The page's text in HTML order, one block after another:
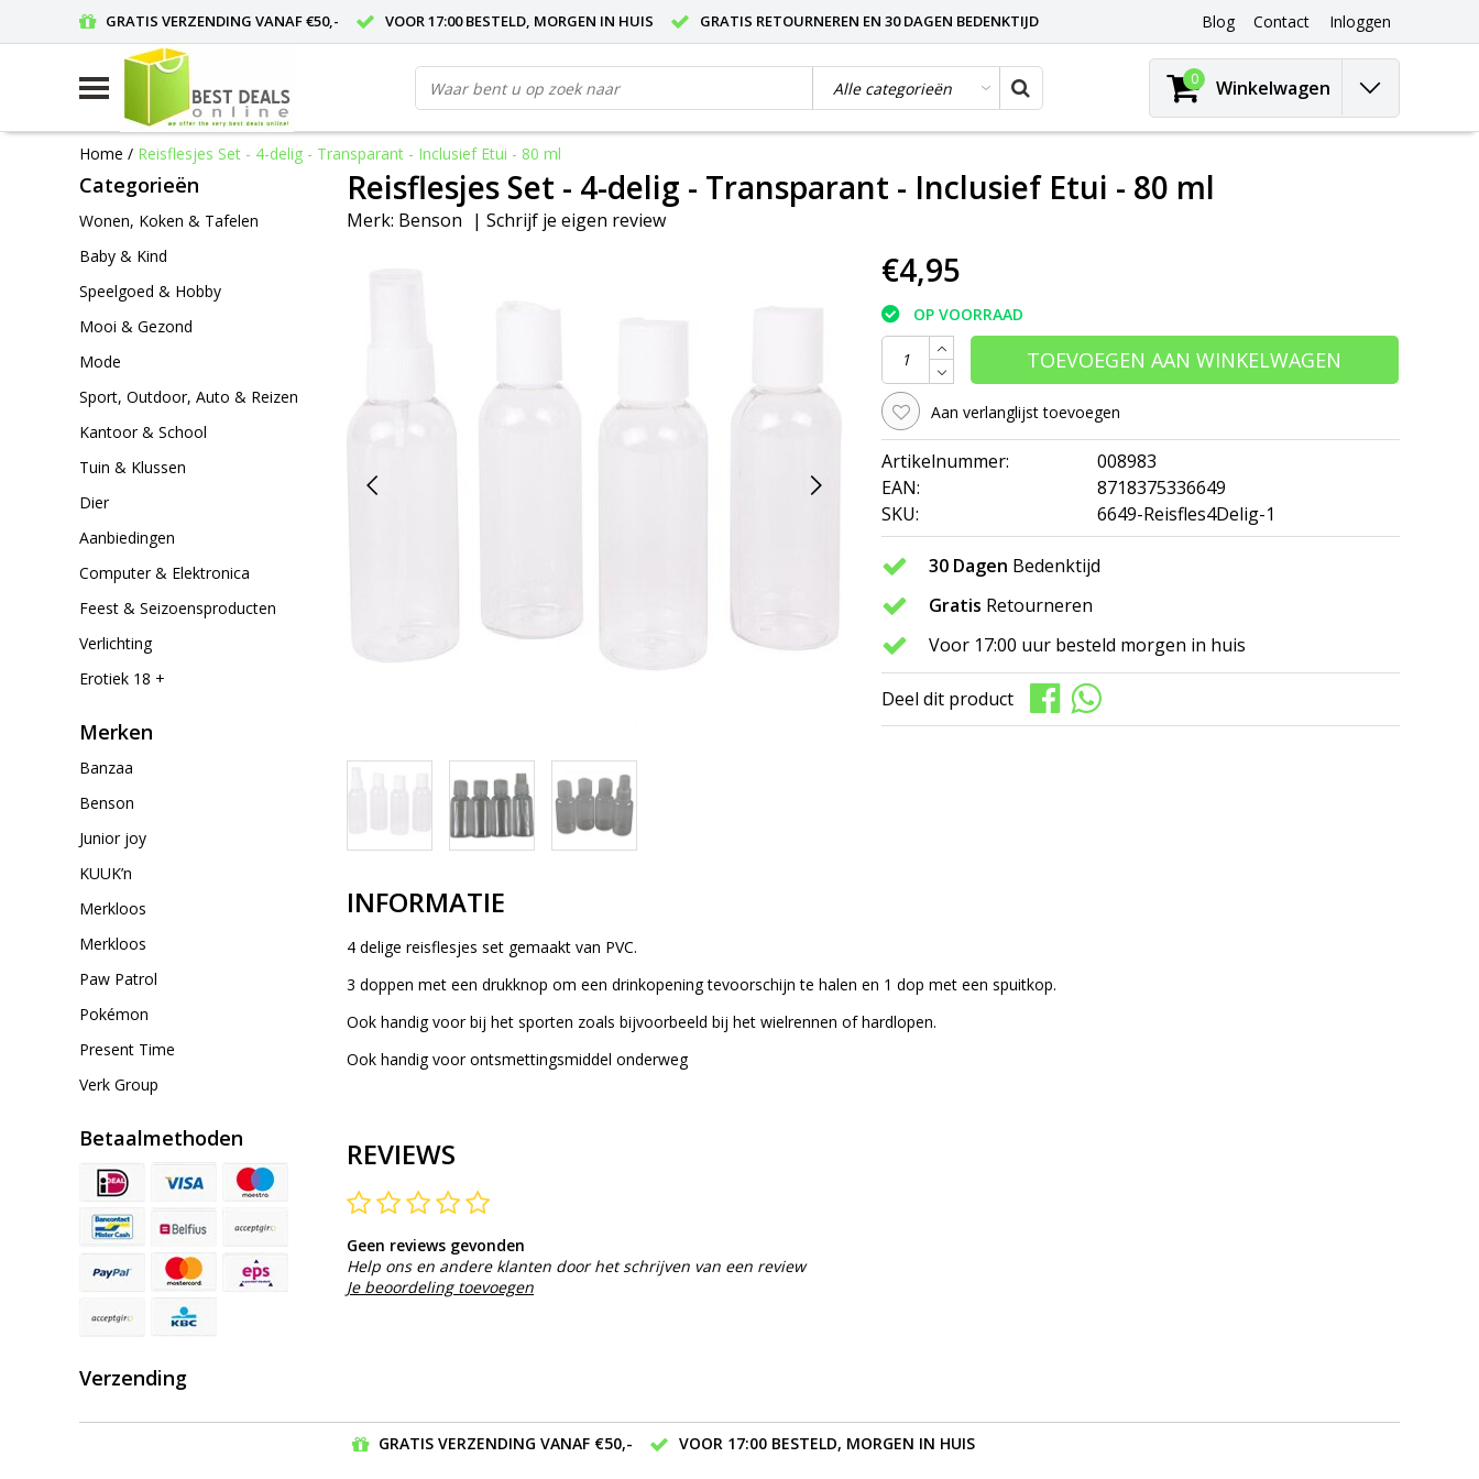
GRATIS VERZENDING VANAF €50,- VOOR 17:00 BESTELD, MORGEN IN HUIS GRATIS RETOURNEREN EN 30 DAGEN BEDENKTIJD Blog Contact Inloggen
0 Winkelwagen
Home / Reisflesjes Set - 4-delig - Transparant - Inclusief Etui - 80 ml
Categorieën
Wonen, Koken & Tafelen
Baby & Kind
Speelgoed & Hobby
Mooi & Gezond
Mode
Sport, Outdoor, Auto & Reizen
Kantoor & School
Tuin & Klussen
Dier
Aanbiedingen
Computer & Elektronica
Feest & Seizoensproducten
Verlichting
Erotiek 18 +
Merken
Banzaa
Benson
Junior joy
KUUK’n
Merkloos
Merkloos
Paw Patrol
Pokémon
Present Time
Verk Group
Betaalmethoden
Verzending
Reisflesjes Set - 4-delig - Transparant - Inclusief Etui - 80 ml
Merk: Benson | Schrijf je eigen review
€4,95
OP VOORRAAD
TOEVOEGEN AAN WINKELWAGEN
Aan verlanglijst toevoegen
Artikelnummer:
008983
EAN:
8718375336649
SKU:
6649-Reisfles4Delig-1
30 Dagen Bedenktijd
Gratis Retourneren
Voor 17:00 uur besteld morgen in huis
Deel dit product
INFORMATIE
4 delige reisflesjes set gemaakt van PVC.
3 doppen met een drukknop om een drinkopening tevoorschijn te halen en 1 dop met een spuitkop.
Ook handig voor bij het sporten zoals bijvoorbeeld bij het wielrennen of hardlopen.
Ook handig voor ontsmettingsmiddel onderweg
REVIEWS
Geen reviews gevonden
Help ons en andere klanten door het schrijven van een review
Je beoordeling toevoegen
GRATIS VERZENDING VANAF €50,-
VOOR 17:00 BESTELD, MORGEN IN HUIS